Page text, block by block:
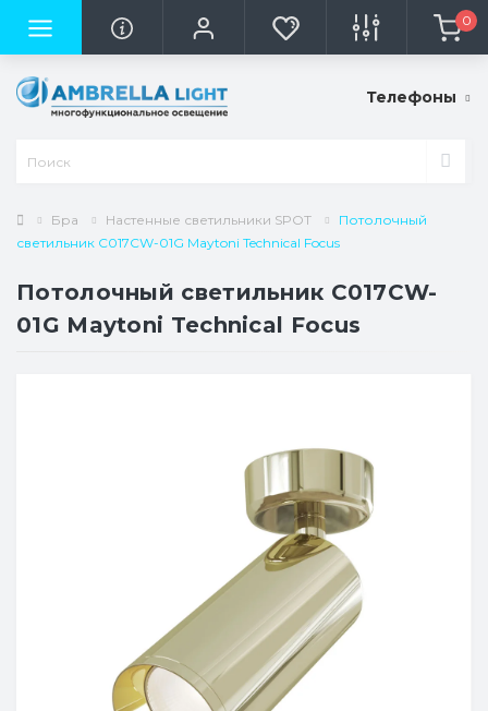
0
Телефоны
Бра Настенные светильники SPOT
Потолочный
светильник C017CW-01G Maytoni Technical Focus
Потолочный светильник C017CW-
01G Maytoni Technical Focus